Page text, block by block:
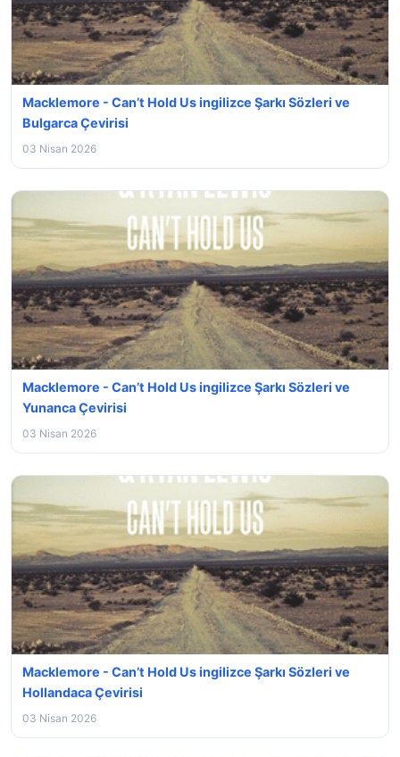
Macklemore - Can’t Hold Us ingilizce Şarkı Sözleri ve
Bulgarca Çevirisi
03 Nisan 2026
Macklemore - Can’t Hold Us ingilizce Şarkı Sözleri ve
Yunanca Çevirisi
03 Nisan 2026
Macklemore - Can’t Hold Us ingilizce Şarkı Sözleri ve
Hollandaca Çevirisi
03 Nisan 2026